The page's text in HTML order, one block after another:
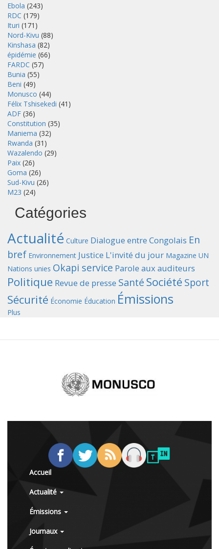
Ebola (243)
RDC (179)
Ituri (171)
Nord-Kivu (88)
Kinshasa (82)
épidémie (66)
FARDC (57)
Bunia (55)
Beni (49)
Monusco (44)
Félix Tshisekedi (41)
ADF (36)
Constitution (35)
Maniema (32)
Rwanda (31)
Wazalendo (29)
Paix (26)
Goma (26)
Sud-Kivu (26)
M23 (24)
Catégories
Actualité Culture Dialogue entre Congolais En
bref Environnement Justice L'invité du jour Magazine UN
Nations unies Okapi service Parole aux auditeurs
Politique Revue de presse Santé Société Sport
Sécurité Économie Éducation Émissions
Plus
Accueil
Actualité
Émissions
Journaux